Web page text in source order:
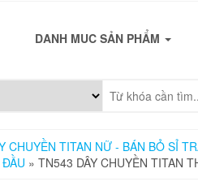
DANH MUC SẢN PHẨM
CHUYỀN TITAN NỮ - BÁN BỎ SỈ
» TN543 DÂY CHUYỀN TITAN